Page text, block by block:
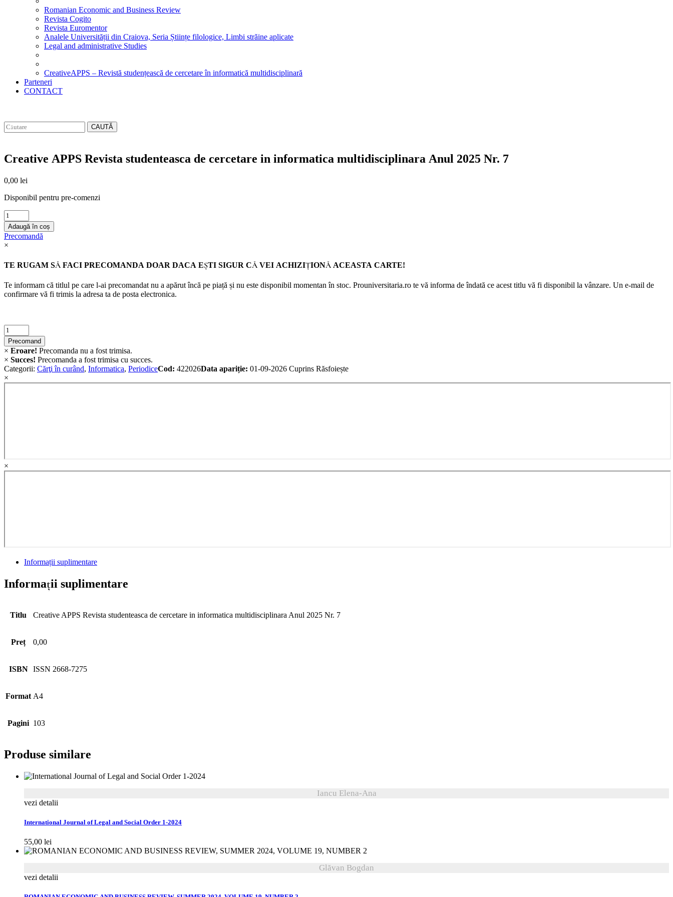
Romanian Economic and Business Review
Revista Cogito
Revista Euromentor
Analele Universității din Craiova, Seria Științe filologice, Limbi străine aplicate
Legal and administrative Studies
CreativeAPPS – Revistă studențească de cercetare în informatică multidisciplinară
Parteneri
CONTACT
CAUTĂ
Creative APPS Revista studenteasca de cercetare in informatica multidisciplinara Anul 2025 Nr. 7
0,00 lei
Disponibil pentru pre-comenzi
Creative
APPS
Revista
studenteasca
in
multidisciplinara
Anul
quantity
Adaugă în coș
Precomandă
×
TE RUGAM SĂ FACI PRECOMANDA DOAR DACA EȘTI SIGUR CĂ VEI ACHIZIȚIONĂ ACEASTA CARTE!
Te informam că titlul pe care l-ai precomandat nu a apărut încă pe piață și nu este disponibil momentan în stoc. Prouniversitaria.ro te vă informa de îndată ce acest titlu vă fi disponibil la vânzare. Un e-mail de
confirmare vă fi trimis la adresa ta de posta electronica.
Criminalistica
quantity
Precomand
× Eroare! Precomanda nu a fost trimisa.
× Succes! Precomanda a fost trimisa cu succes.
Categorii: Cărţi în curând, Informatica, PeriodiceCod: 422026Data apariție: 01-09-2026 Cuprins Răsfoiește
×
×
Informații suplimentare
Informații suplimentare
Titlu Creative APPS Revista studenteasca de cercetare in informatica multidisciplinara Anul 2025 Nr. 7
Preț 0,00
ISBN ISSN 2668-7275
Format A4
Pagini 103
Produse similare
Iancu Elena-Ana
vezi detalii
International Journal of Legal and Social Order 1-2024
55,00 lei
Glăvan Bogdan
vezi detalii